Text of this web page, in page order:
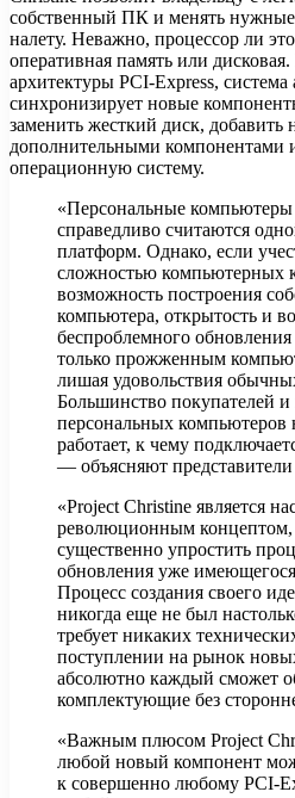
собственный ПК и менять
налету. Неважно, процессор ли
оперативная память или
архитектуры PCI-Express, система
синхронизирует новые
заменить жесткий диск, добавить
дополнительными компонентами
операционную систему.
«Персональные
справедливо считаются
платформ. Однако, если
сложностью компьютерных
возможность построения
компьютера, открытость и
беспроблемного
только прожженным
лишая удовольствия
Большинство покупателей и
персональных компьютеров
работает, к чему
— объясняют представители
«Project Christine является
революционным
существенно упростить
обновления уже
Процесс создания своего
никогда еще не был
требует никаких
поступлении на рынок
абсолютно каждый сможет
комплектующие без
«Важным плюсом Project
любой новый компонент
к совершенно любому PCI-